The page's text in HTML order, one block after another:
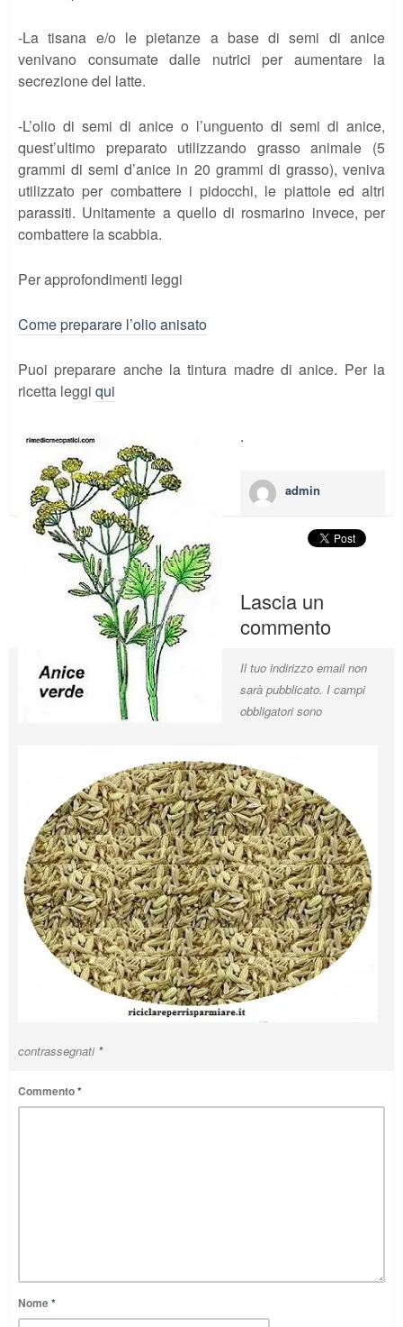
-La tisana e/o le pietanze a base di semi di anice
venivano consumate dalle nutrici per aumentare la
secrezione del latte.
-L’olio di semi di anice o l’unguento di semi di anice,
quest’ultimo preparato utilizzando grasso animale (5
grammi di semi d’anice in 20 grammi di grasso), veniva
utilizzato per combattere i pidocchi, le piattole ed altri
parassiti. Unitamente a quello di rosmarino invece, per
combattere la scabbia.
Per approfondimenti leggi
Come preparare l’olio anisato
Puoi preparare anche la tintura madre di anice. Per la
ricetta leggi qui
.
admin
Lascia un
commento
Il tuo indirizzo email non
sarà pubblicato. I campi
obbligatori sono
contrassegnati *
Commento*
Nome*